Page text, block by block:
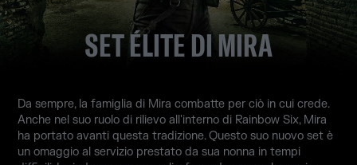
SET ÉLITE DI MIRA
Da sempre, la famiglia di Mira combatte per ciò in cui crede.
Anche nel suo ruolo di rilievo all'interno di Rainbow Six, Mira
ha portato avanti questa tradizione. Questo suo nuovo set è
un omaggio al servizio prestato da sua nonna in tempi